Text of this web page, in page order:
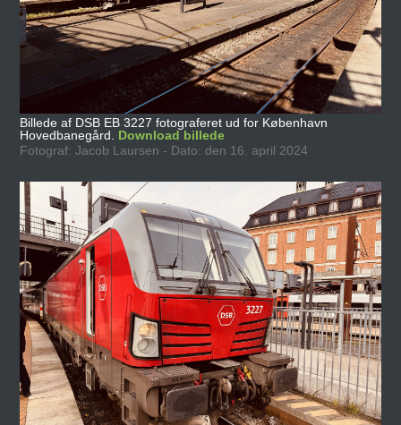
Billede af DSB EB 3227 fotograferet ud for København
Hovedbanegård. Download billede
Fotograf: Jacob Laursen - Dato: den 16. april 2024